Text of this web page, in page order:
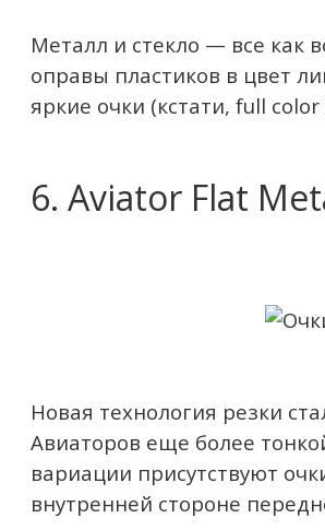
Металл и стекло — все как
оправы пластиков в цвет
яркие очки (кстати, full
6. Aviator Flat
Новая технология резки
Авиаторов еще более
вариации присутствуют
внутренней стороне